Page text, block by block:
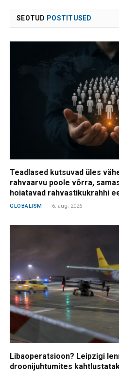
SEOTUD POSTITUSED
Teadlased kutsuvad üles
rahvaarvu poole võrra,
hoiatavad rahvastikukrahhi
GLOBALISM 6. aug. 2026
Libaoperatsioon? Leipzigi
droonijuhtumites